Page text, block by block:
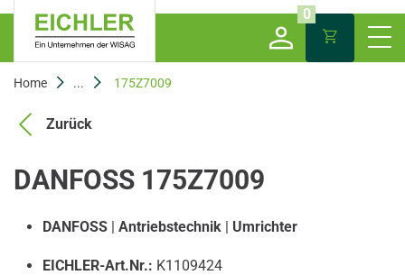
0
Home ... 175Z7009
Zurück
DANFOSS 175Z7009
DANFOSS | Antriebstechnik | Umrichter
EICHLER-Art.Nr.: K1109424